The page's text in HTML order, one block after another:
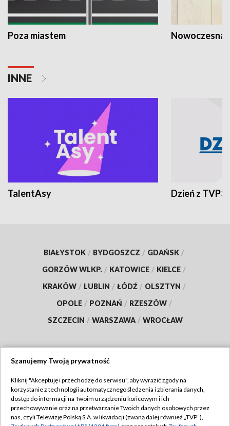
Poza miastem Nowoczesna
INNE
TalentAsy Dzień z TVP3
BIAŁYSTOK / BYDGOSZCZ / GDAŃSK /
GORZÓW WLKP. / KATOWICE / KIELCE /
KRAKÓW / LUBLIN / ŁÓDŹ / OLSZTYN /
OPOLE / POZNAŃ / RZESZÓW /
SZCZECIN / WARSZAWA / WROCŁAW
TVP
Abonament TVP
Regulamin TVP
Szanujemy Twoją prywatność
Kliknij "Akceptuję i przechodzę do serwisu", aby wyrazić zgody na
korzystanie z technologii automatycznego śledzenia i zbierania danych,
dostęp do informacji na Twoim urządzeniu końcowym i ich
przechowywanie oraz na przetwarzanie Twoich danych osobowych przez
nas, czyli Telewizję Polską S.A. w likwidacji (zwaną dalej również „TVP”),